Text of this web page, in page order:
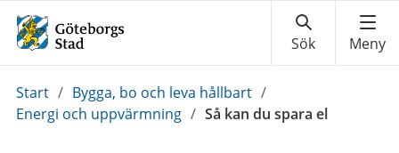
Du
är
Start / Bygga, bo och leva hållbart /
Energi och uppvärmning / Så kan du spara el